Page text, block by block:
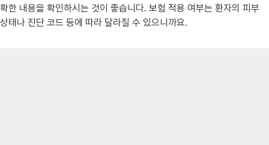
확한 내용을 확인하시는 것이 좋습니다. 보험 적용 여부는 환자의 피부
상태나 진단 코드 등에 따라 달라질 수 있으니까요.